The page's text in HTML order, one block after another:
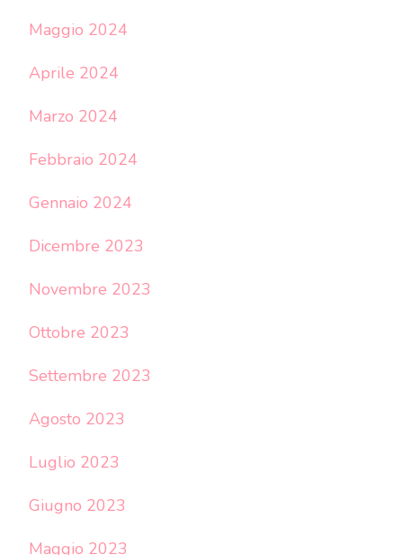
Maggio 2024
Aprile 2024
Marzo 2024
Febbraio 2024
Gennaio 2024
Dicembre 2023
Novembre 2023
Ottobre 2023
Settembre 2023
Agosto 2023
Luglio 2023
Giugno 2023
Maggio 2023